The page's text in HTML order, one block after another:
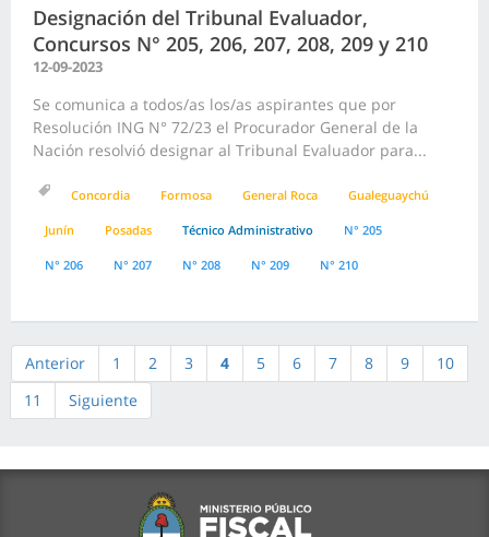
Designación del Tribunal Evaluador,
Concursos N° 205, 206, 207, 208, 209 y 210
12-09-2023
Se comunica a todos/as los/as aspirantes que por
Resolución ING N° 72/23 el Procurador General de la
Nación resolvió designar al Tribunal Evaluador para...
Concordia Formosa General Roca Gualeguaychú
Junín Posadas Técnico Administrativo N° 205
N° 206 N° 207 N° 208 N° 209 N° 210
Anterior 1 2 3 4 5 6 7 8 9
10
11
Siguiente